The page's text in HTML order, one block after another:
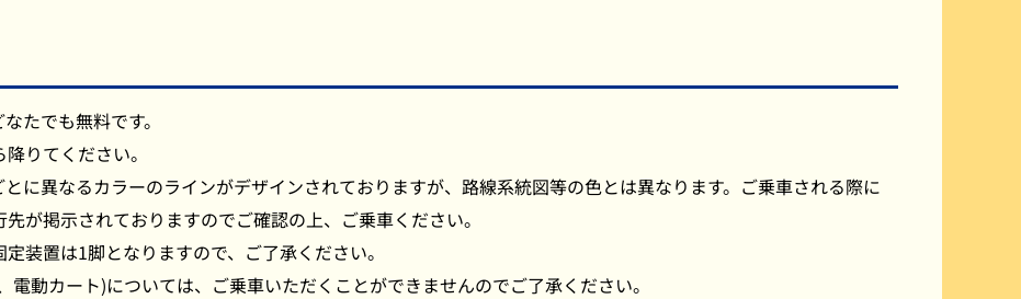
たでも無料です。
りてください。
に異なるカラーのラインがデザインされておりますが、路線系統図等の色とは異なります。ご乗車される際に
が掲示されておりますのでご確認の上、ご乗車ください。
装置は1脚となりますので、ご了承ください。
動カート)については、ご乗車いただくことができませんのでご了承ください。